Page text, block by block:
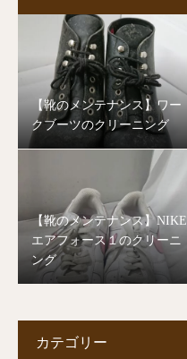
【靴のメンテナンス】ワー
クブーツのクリーニング
【靴のメンテナンス】NIKE
エアフォース１のクリーニ
ング
カテゴリー